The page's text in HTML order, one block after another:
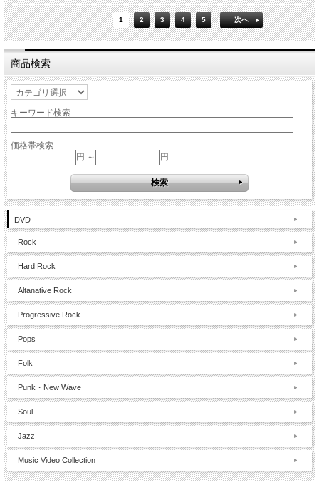
1 2 3 4 5 次へ
商品検索
キーワード検索
価格帯検索
円 ～
円
DVD
Rock
Hard Rock
Altanative Rock
Progressive Rock
Pops
Folk
Punk・New Wave
Soul
Jazz
Music Video Collection